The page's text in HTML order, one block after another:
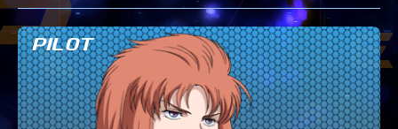
PILOT